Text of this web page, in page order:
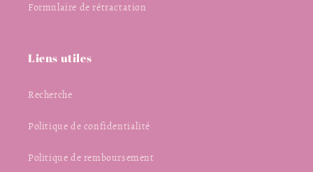
Formulaire de rétractation
Liens utiles
Recherche
Politique de confidentialité
Politique de remboursement